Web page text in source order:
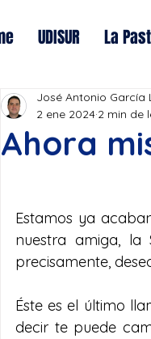
UDISUR La
Ahora
José Antonio García
2 ene 2024 2 min de
Estamos ya
nuestra amiga, la
precisamente,
Éste es el último
decir te puede